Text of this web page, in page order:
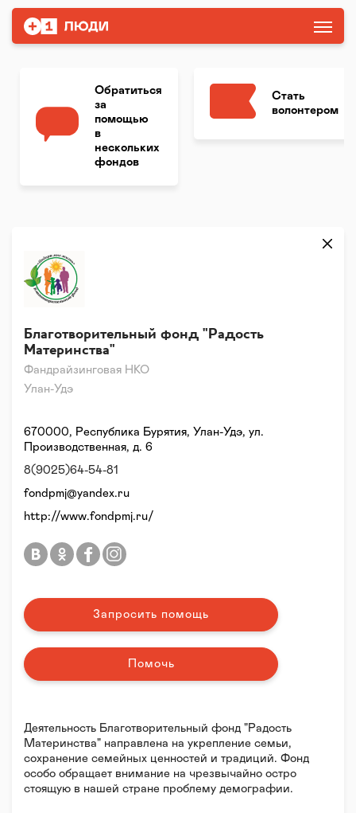
Обратиться
за
помощью
в
нескольких
фондов
Стать
волонтером
Фандрайзинговая НКО
Благотворительный фонд "Радость
Материнства"
Улан-Удэ
Деятельность Благотворительный фонд "Радость
Материнства" направлена на укрепление семьи,
сохранение семейных ценностей и традиций. Фонд
особо обращает внимание на чрезвычайно остро
стоящую в нашей стране проблему демографии.
670000, Республика Бурятия, Улан-Удэ, ул.
Производственная, д. 6
8(9025)64-54-81
fondpmj@yandex.ru
http://www.fondpmj.ru/
Запросить помощь
Помочь